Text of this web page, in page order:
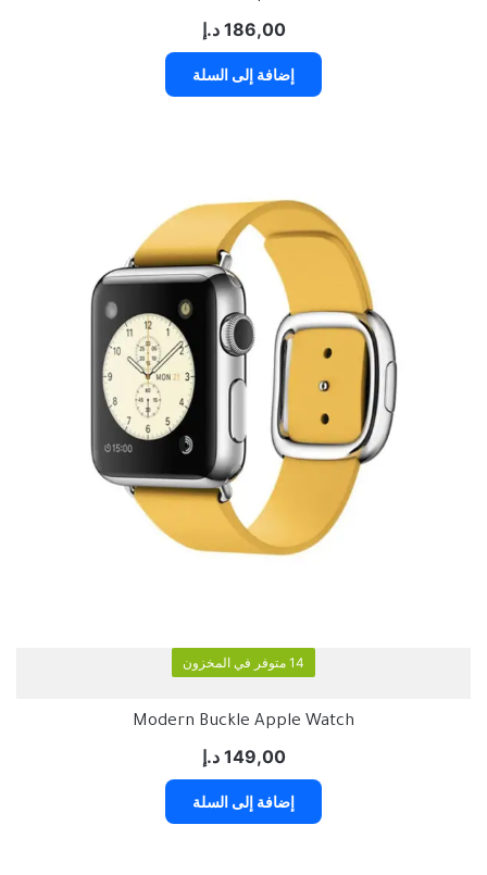
186,00 د.إ
إضافة إلى السلة
14 متوفر في المخزون
Modern Buckle Apple Watch
149,00 د.إ
إضافة إلى السلة